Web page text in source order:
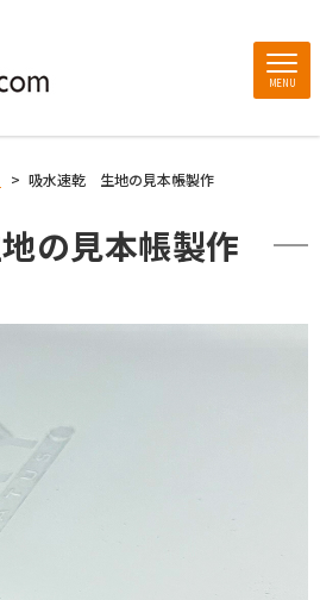
MENU
> 吸水速乾 生地の見本帳製作
の見本帳製作